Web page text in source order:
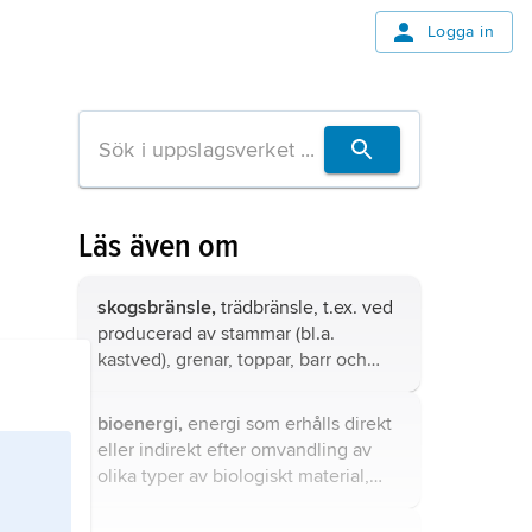
Logga in
Läs även om
skogsbränsle, trädbränsle, t.ex. ved
producerad av stammar (bl.a.
kastved), grenar, toppar, barr och
från skogsindustrin, t.ex. bark, flis
och sågspån.
bioenergi, energi som erhålls direkt
eller indirekt efter omvandling av
olika typer av biologiskt material,